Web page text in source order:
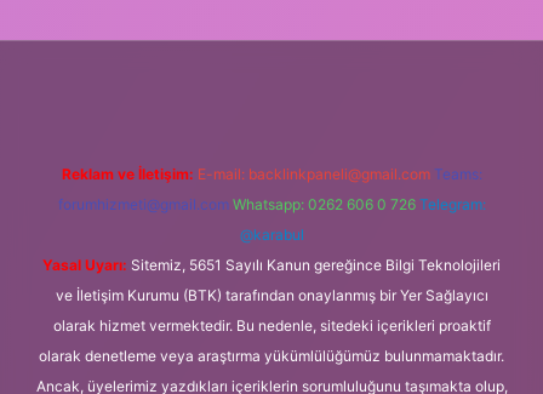
Reklam ve İletişim: E-mail: backlinkpaneli@gmail.com Teams:
forumhizmeti@gmail.com Whatsapp: 0262 606 0 726 Telegram:
@karabul
Yasal Uyarı: Sitemiz, 5651 Sayılı Kanun gereğince Bilgi Teknolojileri
ve İletişim Kurumu (BTK) tarafından onaylanmış bir Yer Sağlayıcı
olarak hizmet vermektedir. Bu nedenle, sitedeki içerikleri proaktif
olarak denetleme veya araştırma yükümlülüğümüz bulunmamaktadır.
Ancak, üyelerimiz yazdıkları içeriklerin sorumluluğunu taşımakta olup,